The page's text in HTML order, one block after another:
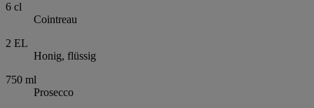
6 cl
Cointreau
2 EL
Honig, flüssig
750 ml
Prosecco